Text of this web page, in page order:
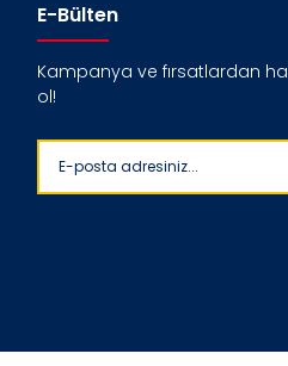
E-Bülten
Kampanya ve fırsatlardan
ol!